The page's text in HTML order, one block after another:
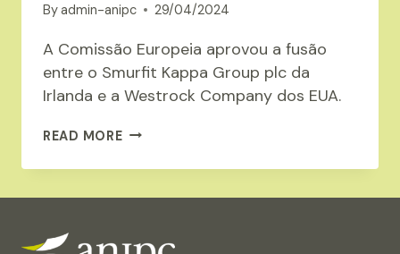
Byadmin-anipc 29/04/2024
A Comissão Europeia aprovou a fusão
entre o Smurfit Kappa Group plc da
Irlanda e a Westrock Company dos EUA.
READ MOREUE